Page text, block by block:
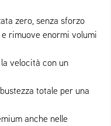
zero, senza sforzo
rimuove enormi volumi
velocità con un
totale per una
anche nelle